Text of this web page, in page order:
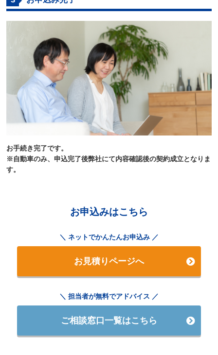
お手続き完了です。
※自動車のみ、申込完了後弊社にて内容確認後の契約成立となりま
す。
お申込みはこちら
ネットでかんたんお申込み
お見積りページへ
担当者が無料でアドバイス
ご相談窓口一覧はこちら